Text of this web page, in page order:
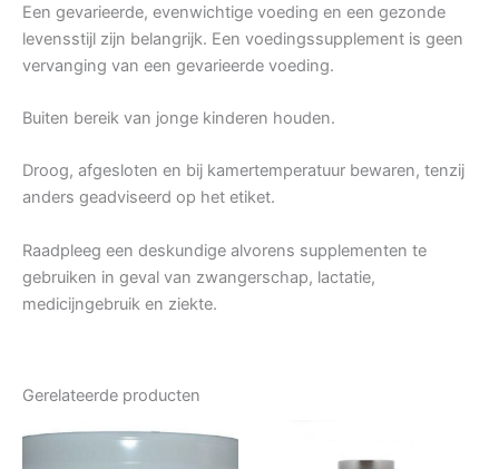
Een gevarieerde, evenwichtige voeding en een gezonde
levensstijl zijn belangrijk. Een voedingssupplement is geen
vervanging van een gevarieerde voeding.
Buiten bereik van jonge kinderen houden.
Droog, afgesloten en bij kamertemperatuur bewaren, tenzij
anders geadviseerd op het etiket.
Raadpleeg een deskundige alvorens supplementen te
gebruiken in geval van zwangerschap, lactatie,
medicijngebruik en ziekte.
Gerelateerde producten